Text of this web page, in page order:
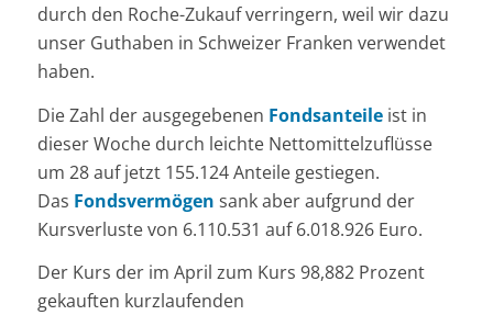
durch den Roche-Zukauf verringern, weil wir dazu
unser Guthaben in Schweizer Franken verwendet
haben.
Die Zahl der ausgegebenen Fondsanteileist in
dieser Woche durch leichte Nettomittelzuflüsse
um 28 auf jetzt 155.124 Anteile gestiegen.
Das Fondsvermögen sank aber aufgrund der
Kursverluste von 6.110.531 auf 6.018.926 Euro.
Der Kurs der im April zum Kurs 98,882 Prozent
gekauften kurzlaufenden